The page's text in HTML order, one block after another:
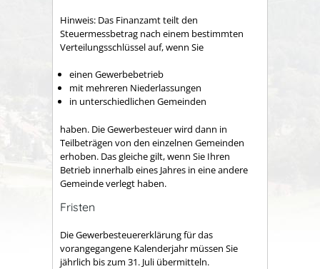
Hinweis: Das Finanzamt teilt den
Steuermessbetrag nach einem bestimmten
Verteilungsschlüssel auf, wenn Sie
einen Gewerbebetrieb
mit mehreren Niederlassungen
in unterschiedlichen Gemeinden
haben. Die Gewerbesteuer wird dann in
Teilbeträgen von den einzelnen Gemeinden
erhoben. Das gleiche gilt, wenn Sie Ihren
Betrieb innerhalb eines Jahres in eine andere
Gemeinde verlegt haben.
Fristen
Die Gewerbesteuererklärung für das
vorangegangene Kalenderjahr müssen Sie
jährlich bis zum 31. Juli übermitteln.